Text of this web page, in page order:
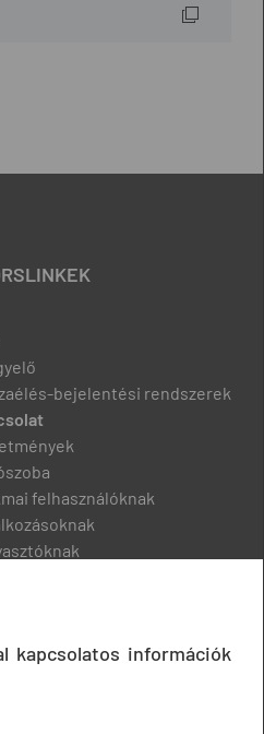
bejelentési rendszerek
felhasználóknak
kapcsolatos információk